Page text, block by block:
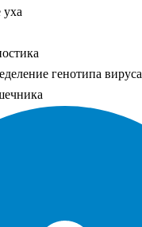
генотипа вируса